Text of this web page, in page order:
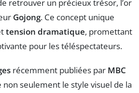
retrouver un précieux trésor, l’or
Gojong. Ce concept unique
tension dramatique, promettant
pour les téléspectateurs.
récemment publiées par MBC
seulement le style visuel de la